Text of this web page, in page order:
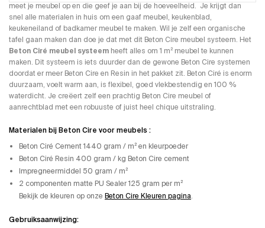
meet je meubel op en die geef je aan bij de hoeveelheid. Je krijgt dan
snel alle materialen in huis om een gaaf meubel, keukenblad,
keukeneiland of badkamer meubel te maken. Wil je zelf een organische
tafel gaan maken dan doe je dat met dit Beton Cire meubel systeem. Het
Beton Ciré meubel systeem heeft alles om 1 m² meubel te kunnen
maken. Dit systeem is iets duurder dan de gewone Beton Cire systemen
doordat er meer Beton Cire en Resin in het pakket zit. Beton Ciré is enorm
duurzaam, voelt warm aan, is flexibel, goed vlekbestendig en 100 %
waterdicht. Je creëert zelf een prachtig Beton Cire meubel of
aanrechtblad met een robuuste of juist heel chique uitstraling.
Materialen bij Beton Cire voor meubels :
Beton Ciré Cement 1440 gram / m² en kleurpoeder
Beton Ciré Resin 400 gram / kg Beton Cire cement
Impregneermiddel 50 gram / m²
2 componenten matte PU Sealer 125 gram per m²
Bekijk de kleuren op onze Beton Cire Kleuren pagina.
Gebruiksaanwijzing: